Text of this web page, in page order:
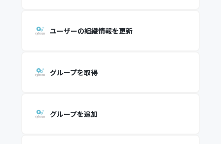
ユーザーの組織情報を更新
グループを取得
グループを追加